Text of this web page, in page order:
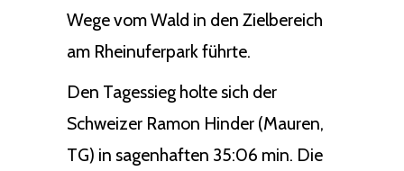
Wege vom Wald in den Zielbereich
am Rheinuferpark führte.
Den Tagessieg holte sich der
Schweizer Ramon Hinder (Mauren,
TG) in sagenhaften 35:06 min. Die